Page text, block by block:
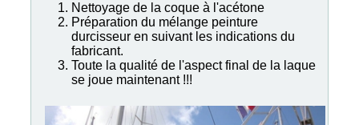
Nettoyage de la coque à l'acétone
Préparation du mélange peinture
durcisseur en suivant les indications du
fabricant.
Toute la qualité de l'aspect final de la laque
se joue maintenant !!!